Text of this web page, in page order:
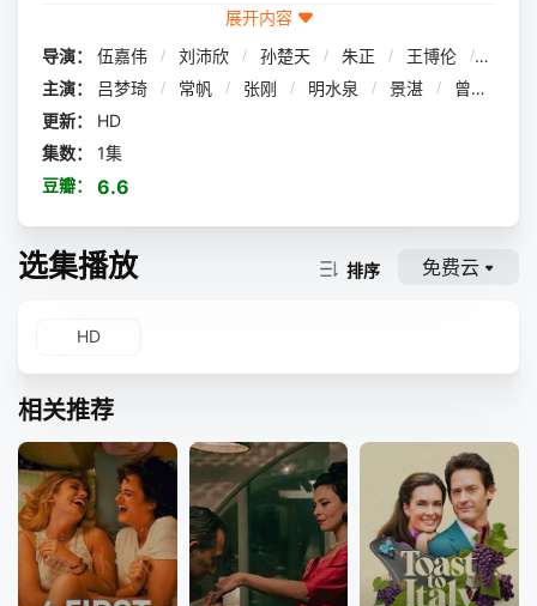
在我的人生中，山水一程，能遇到你，一起相拥，共同浮沉，
实在是三生有幸。
展开内容
导演：
伍嘉伟 / 刘沛欣 / 孙楚天 / 朱正 / 王博伦 /
主演：
吕梦琦 / 常帆 / 张刚 / 明水泉 / 景湛 / 曾曾
更新：
HD
集数：
1集
豆瓣：
6.6
选集播放 排序 免费云
HD
相关推荐